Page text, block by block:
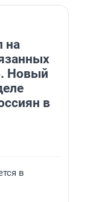
на
Новый
в
в